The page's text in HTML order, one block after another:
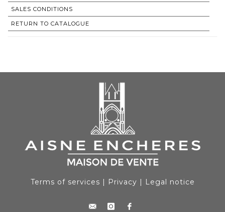
SALES CONDITIONS
RETURN TO CATALOGUE
Terms of services | Privacy | Legal notice